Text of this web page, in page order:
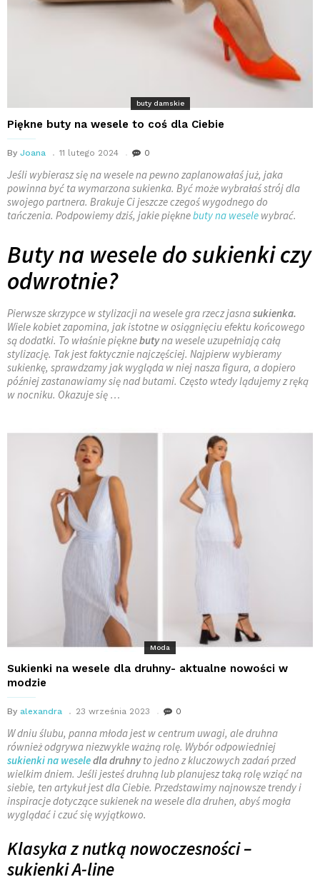
buty damskie
Piękne buty na wesele to coś dla Ciebie
By Joana 11 lutego 2024 0
Jeśli wybierasz się na wesele na pewno zaplanowałaś już, jaka
powinna być ta wymarzona sukienka. Być może wybrałaś strój dla
swojego partnera. Brakuje Ci jeszcze czegoś wygodnego do
tańczenia. Podpowiemy dziś, jakie pięknebuty na wesele wybrać.
Buty na wesele do sukienki czy
odwrotnie?
Pierwsze skrzypce w stylizacji na wesele gra rzecz jasnasukienka.
Wiele kobiet zapomina, jak istotne w osiągnięciu efektu końcowego
są dodatki. To właśnie pięknebutyna wesele uzupełniają całą
stylizację. Tak jest faktycznie najczęściej. Najpierw wybieramy
sukienkę, sprawdzamy jak wygląda w niej nasza figura, a dopiero
później zastanawiamy się nad butami. Często wtedy lądujemy z ręką
w nocniku. Okazuje się …
Moda
Sukienki na wesele dla druhny- aktualne nowości w
modzie
By alexandra 23 września 2023 0
W dniu ślubu, panna młoda jest w centrum uwagi, ale druhna
również odgrywa niezwykle ważną rolę. Wybór odpowiedniej
sukienki na weseledla druhnyto jedno z kluczowych zadań przed
wielkim dniem. Jeśli jesteś druhną lub planujesz taką rolę wziąć na
siebie, ten artykuł jest dla Ciebie. Przedstawimy najnowsze trendy i
inspiracje dotyczące sukienek na wesele dla druhen, abyś mogła
wyglądać i czuć się wyjątkowo.
Klasyka z nutką nowoczesności –
sukienki A-line